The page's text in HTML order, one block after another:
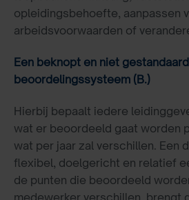
opleidingsbehoefte, aanpassen
arbeidsvoorwaarden of
Een beknopt en niet
beoordelingssysteem (B.)
Hierbij bepaalt iedere
wat er beoordeeld gaat worden
wat per jaar zal verschillen. Een
flexibel, doelgericht en relatief
de punten die beoordeeld
medewerker verschillen, brengt